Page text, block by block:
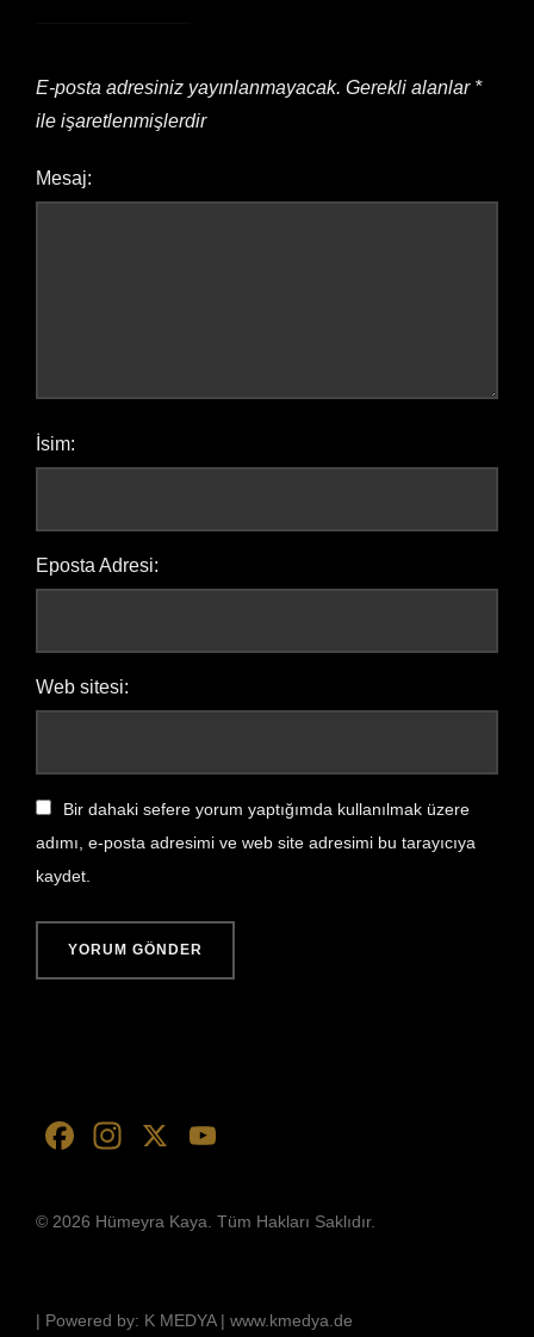
E-posta adresiniz yayınlanmayacak. Gerekli alanlar *
ile işaretlenmişlerdir
Mesaj:
İsim:
Eposta Adresi:
Web sitesi:
Bir dahaki sefere yorum yaptığımda kullanılmak üzere
adımı, e-posta adresimi ve web site adresimi bu tarayıcıya
kaydet.
F
c
o
In
a
m
X
u
b
© 2026 Hümeyra Kaya. Tüm Hakları Saklıdır.
| Powered by: K MEDYA | www.kmedya.de